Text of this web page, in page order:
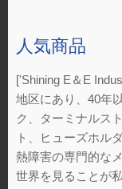
人気商品
['Shining E＆E
地区にあり、40年
ク、ターミナルス
ト、ヒューズホル
熱障害の専門的な
世界を見ることが